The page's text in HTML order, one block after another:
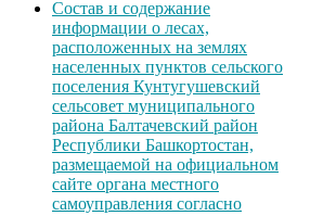
Состав и содержание
информации о лесах,
расположенных на землях
населенных пунктов сельского
поселения Кунтугушевский
сельсовет муниципального
района Балтачевский район
Республики Башкортостан,
размещаемой на официальном
сайте органа местного
самоуправления согласно